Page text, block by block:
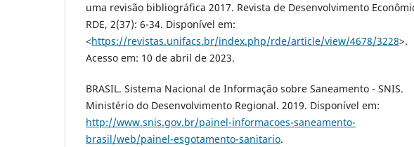
uma revisão bibliográfica 2017. Revista de Desenvolvimento
RDE, 2(37): 6-34. Disponível em:
<https://revistas.unifacs.br/index.php/rde/article/view/4678/3228>.
Acesso em: 10 de abril de 2023.
BRASIL. Sistema Nacional de Informação sobre Saneamento - SNIS.
Ministério do Desenvolvimento Regional. 2019. Disponível em:
http://www.snis.gov.br/painel-informacoes-saneamento-
brasil/web/painel-esgotamento-sanitario.